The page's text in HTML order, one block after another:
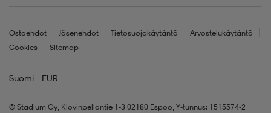
Ostoehdot Jäsenehdot Tietosuojakäytäntö
Arvostelukäytäntö
Cookies
Sitemap
Suomi - EUR
© Stadium Oy, Klovinpellontie 1-3 02180 Espoo, Y-tunnus: 1515574-2